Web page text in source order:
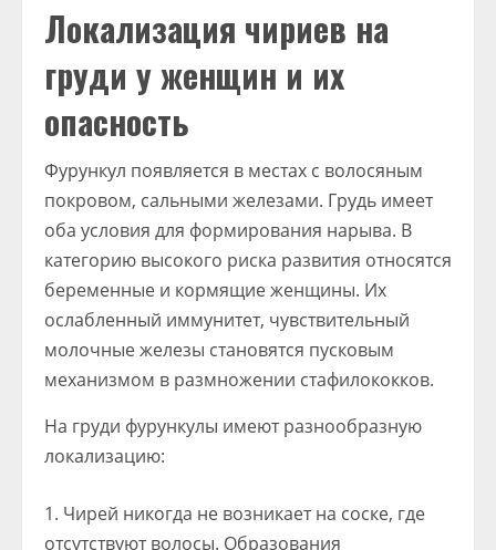
Локализация чириев на
груди у женщин и их
опасность
Фурункул появляется в местах с волосяным
покровом, сальными железами. Грудь имеет
оба условия для формирования нарыва. В
категорию высокого риска развития относятся
беременные и кормящие женщины. Их
ослабленный иммунитет, чувствительный
молочные железы становятся пусковым
механизмом в размножении стафилококков.
На груди фурункулы имеют разнообразную
локализацию:
Чирей никогда не возникает на соске, где
отсутствуют волосы. Образования